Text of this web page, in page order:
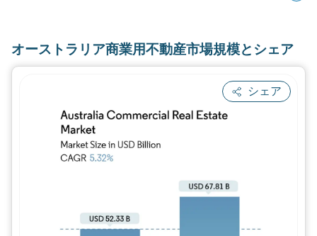
オーストラリア商業用不動産市場規模とシェア
シェア